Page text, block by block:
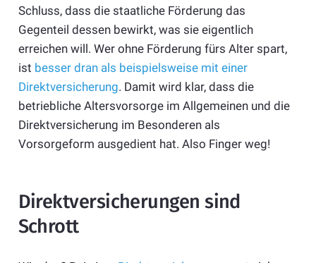
Schluss, dass die staatliche Förderung das
Gegenteil dessen bewirkt, was sie eigentlich
erreichen will. Wer ohne Förderung fürs Alter spart,
ist besser dran als beispielsweise mit einer
Direktversicherung. Damit wird klar, dass die
betriebliche Altersvorsorge im Allgemeinen und die
Direktversicherung im Besonderen als
Vorsorgeform ausgedient hat. Also Finger weg!
Direktversicherungen sind
Schrott